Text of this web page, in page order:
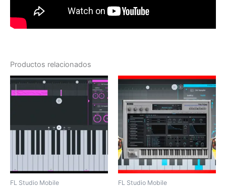
Productos relacionados
FL Studio Mobile FL Studio Mobile